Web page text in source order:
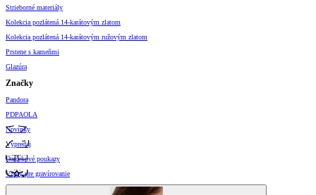
Strieborné materiály
Kolekcia pozlátená 14-karátovým zlatom
Kolekcia pozlátená 14-karátovým ružovým zlatom
Prstene s kameňmi
Glazúra
Značky
Pandora
PDPAOLA
Novinky
Výpredaj
Darčekové poukazy
Vzory pre gravírovanie